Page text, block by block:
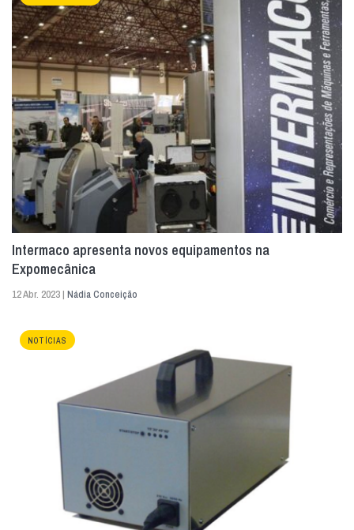
Intermaco apresenta novos equipamentos na
Expomecânica
12 Abr. 2023 | Nádia Conceição
NOTÍCIAS